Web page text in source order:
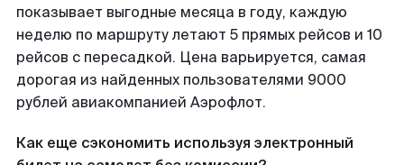
показывает выгодные месяца в году, каждую
неделю по маршруту летают 5 прямых рейсов и 10
рейсов с пересадкой. Цена варьируется, самая
дорогая из найденных пользователями 9000
рублей авиакомпанией Аэрофлот.
Как еще сэкономить используя электронный